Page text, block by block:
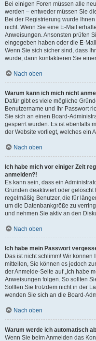
Bei einigen Foren müssen alle
werden – entweder müssen Sie
Bei der Registrierung wurde
nicht. Wenn Sie eine E-Mail
Anweisungen. Ansonsten prüfen
eingegeben haben oder die E-
Wenn Sie sich sicher sind, dass
wurde, dann kontaktieren Sie
Nach oben
Warum kann ich mich nicht
Dafür gibt es viele mögliche
Benutzername und Ihr Passwort
Sie sich an einen Board-
gesperrt wurden. Es ist ebenfalls
der Website vorliegt, welches ein
Nach oben
Ich habe mich vor einiger Zeit
anmelden?!
Es kann sein, dass ein
Gründen deaktiviert oder
regelmäßig Benutzer, die für
um die Datenbankgröße zu
und nehmen Sie aktiv an den
Nach oben
Ich habe mein Passwort
Das ist nicht schlimm! Wir
mitteilen, Sie können es jedoch
der Anmelde-Seite auf „Ich habe
Anweisungen folgen. So sollten
Sollten Sie trotzdem nicht in der
wenden Sie sich an die Board-
Nach oben
Warum werde ich automatisch
Wenn Sie beim Anmelden das